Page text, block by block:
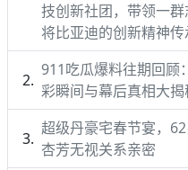
技创新社团，带领一群
将比亚迪的创新精神
911吃瓜爆料往期回顾
彩瞬间与幕后真相大揭
超级丹豪宅春节宴，
杏芳无视关系亲密